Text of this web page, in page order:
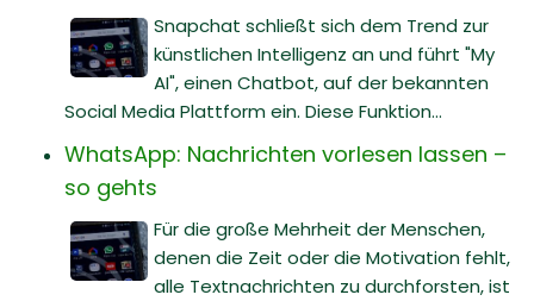
Snapchat schließt sich dem Trend zur
künstlichen Intelligenz an und führt "My
AI", einen Chatbot, auf der bekannten
Social Media Plattform ein. Diese Funktion...
WhatsApp: Nachrichten vorlesen lassen –
so gehts
Für die große Mehrheit der Menschen,
denen die Zeit oder die Motivation fehlt,
alle Textnachrichten zu durchforsten, ist